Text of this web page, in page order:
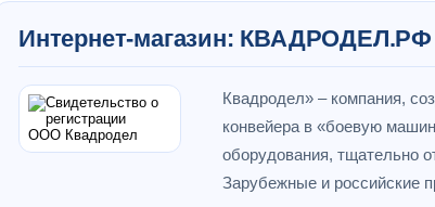
Интернет-магазин: КВАДРОДЕЛ.РФ
Квадродел» – компания,
конвейера в «боевую
оборудования, тщательно
Зарубежные и российские